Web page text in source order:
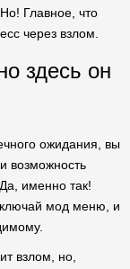
Главное, что
через взлом.
здесь он
ожидания, вы
возможность
именно так!
мод меню, и
взлом, но,